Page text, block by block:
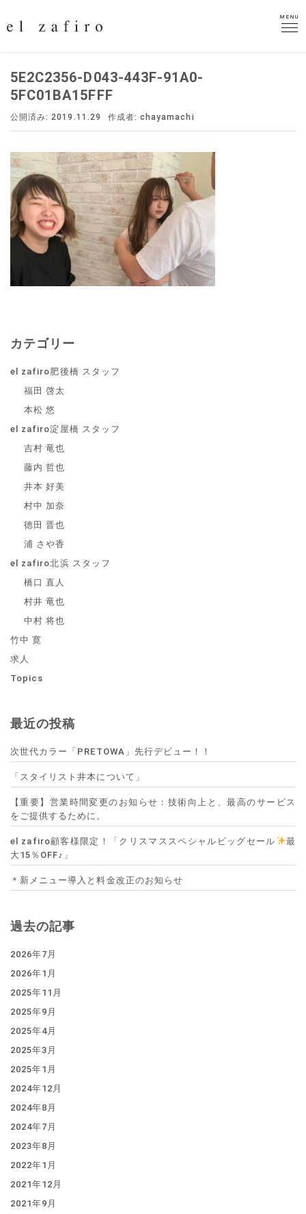
MENU
MENU
5E2C2356-D043-443F-91A0-
5FC01BA15FFF
公開済み: 2019.11.29 作成者:chayamachi
カテゴリー
el zafiro肥後橋 スタッフ
福田 啓太
本松 悠
el zafiro淀屋橋 スタッフ
吉村 竜也
藤内 哲也
井本 好美
村中 加奈
徳田 晋也
浦 さや香
el zafiro北浜 スタッフ
橋口 直人
村井 竜也
中村 将也
竹中 寛
求人
Topics
最近の投稿
次世代カラー「PRETOWA」先行デビュー！！
「スタイリスト井本について」
【重要】営業時間変更のお知らせ：技術向上と、最高のサービス
をご提供するために。
el zafiro顧客様限定！「クリスマススペシャルビッグセール
最
大15％OFF♪」
＊新メニュー導入と料金改正のお知らせ
過去の記事
2026年7月
2026年1月
2025年11月
2025年9月
2025年4月
2025年3月
2025年1月
2024年12月
2024年8月
2024年7月
2023年8月
2022年1月
2021年12月
2021年9月